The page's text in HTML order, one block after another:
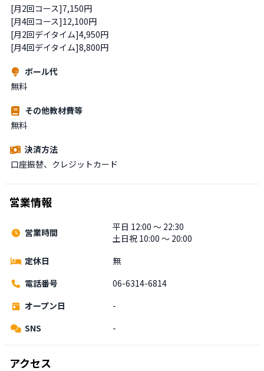
[月2回コース]7,150円
[月4回コース]12,100円
[月2回デイタイム]4,950円
[月4回デイタイム]8,800円
ボール代
無料
その他教材費等
無料
決済方法
口座振替、クレジットカード
営業情報
営業時間
平日 12:00 〜 22:30
土日祝 10:00 〜 20:00
定休日
無
電話番号
06-6314-6814
オープン日
-
SNS
-
アクセス